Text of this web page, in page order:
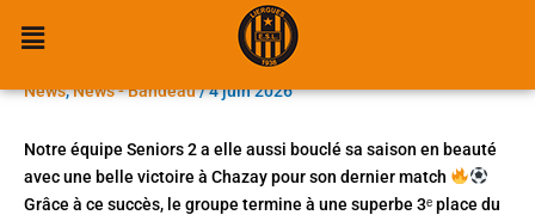
Menu
𝙐𝙣 𝙬𝙚𝙚𝙠‑𝙚𝙣𝙙 𝙥𝙖𝙧𝙛𝙖𝙞𝙩 𝙥𝙤𝙪𝙧
𝙣𝙤𝙨 𝙎𝙚𝙣𝙞𝙤𝙧𝙨 !
News,News - Bandeau/4 juin 2026
Notre équipe Seniors 2 a elle aussi bouclé sa saison en beauté
avec une belle victoire à Chazay pour son dernier match
Grâce à ce succès, le groupe termine à une superbe 3ᵉ place du